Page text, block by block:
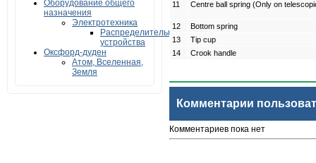
Оборудование общего
назначения
Электротехника
Распределительные
устройства
Оксфорд-дуден
Атом, Вселенная,
Земля
11
Centre ball spring (Only on
12
Bottom spring
13
Tip cup
14
Crook handle
Комментарии
Комментариев пока нет